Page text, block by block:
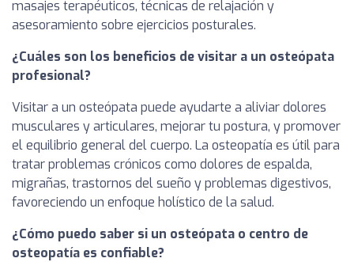
masajes terapéuticos, técnicas de relajación y
asesoramiento sobre ejercicios posturales.
¿Cuáles son los beneficios de visitar a un osteópata
profesional?
Visitar a un osteópata puede ayudarte a aliviar dolores
musculares y articulares, mejorar tu postura, y promover
el equilibrio general del cuerpo. La osteopatía es útil para
tratar problemas crónicos como dolores de espalda,
migrañas, trastornos del sueño y problemas digestivos,
favoreciendo un enfoque holístico de la salud.
¿Cómo puedo saber si un osteópata o centro de
osteopatía es confiable?